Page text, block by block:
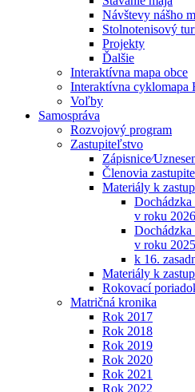
Návštevy nášho
Stolnotenisový
Projekty
Ďalšie
Interaktívna mapa obce
Interaktívna cyklomapa
Voľby
Samospráva
Rozvojový program
Zastupiteľstvo
Členovia
Materiály k
Dochádzka
v roku 2026
Dochádzka
v roku 2025
k 16.
Materiály k
Rokovací
Matričná kronika
Rok 2017
Rok 2018
Rok 2019
Rok 2020
Rok 2021
Rok 2022